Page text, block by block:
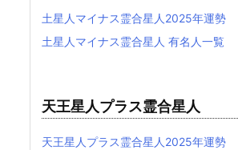
土星人マイナス霊合星人2025年運勢
土星人マイナス霊合星人 有名人一覧
天王星人プラス霊合星人
天王星人プラス霊合星人2025年運勢